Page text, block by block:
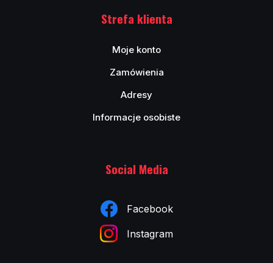
Strefa klienta
Moje konto
Zamówienia
Adresy
Informacje osobiste
Social Media
Facebook
Instagram